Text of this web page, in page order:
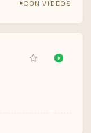
CON VIDEOS